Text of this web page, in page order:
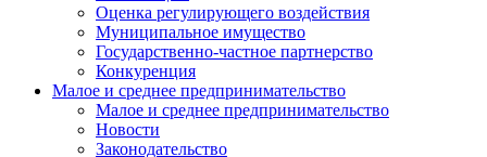
Оценка регулирующего воздействия
Муниципальное имущество
Государственно-частное партнерство
Конкуренция
Малое и среднее предпринимательство
Малое и среднее предпринимательство
Новости
Законодательство